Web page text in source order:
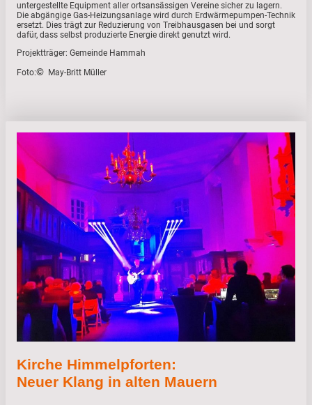
untergestellte Equipment aller ortsansässigen Vereine sicher zu lagern.
Die abgängige Gas-Heizungsanlage wird durch Erdwärmepumpen-Technik
ersetzt. Dies trägt zur Reduzierung von Treibhausgasen bei und sorgt
dafür, dass selbst produzierte Energie direkt genutzt wird.
Projektträger: Gemeinde Hammah
Foto:© May-Britt Müller
Kirche Himmelpforten:
Neuer Klang in alten Mauern